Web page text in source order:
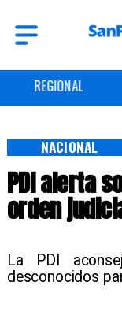
REGIONAL
PDI alerta
orden
La PDI
desconocidos
NACIONAL